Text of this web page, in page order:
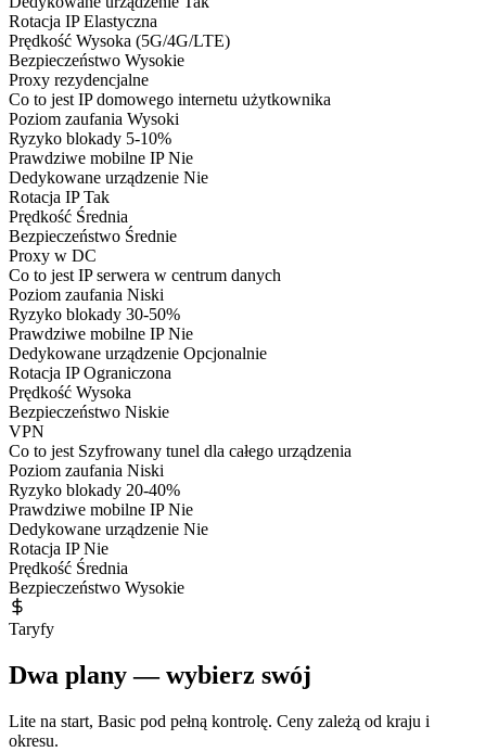
Rotacja IPElastyczna
Prędkość Wysoka (5G/4G/LTE)
Bezpieczeństwo Wysokie
Proxy rezydencjalne
Co to jestIP domowego internetu użytkownika
Poziom zaufania Wysoki
Ryzyko blokady 5-10%
Prawdziwe mobilne IPNie
Dedykowane urządzenie Nie
Rotacja IPTak
Prędkość Średnia
Bezpieczeństwo Średnie
Proxy w DC
Co to jestIP serwera w centrum danych
Poziom zaufania Niski
Ryzyko blokady 30-50%
Prawdziwe mobilne IPNie
Dedykowane urządzenie Opcjonalnie
Rotacja IPOgraniczona
Prędkość Wysoka
Bezpieczeństwo Niskie
VPN
Co to jest Szyfrowany tunel dla całego urządzenia
Poziom zaufania Niski
Ryzyko blokady 20-40%
Prawdziwe mobilne IPNie
Dedykowane urządzenie Nie
Rotacja IPNie
Prędkość Średnia
Bezpieczeństwo Wysokie
Taryfy
Dwa plany — wybierz swój
Lite na start, Basic pod pełną kontrolę. Ceny zależą od kraju i
okresu.